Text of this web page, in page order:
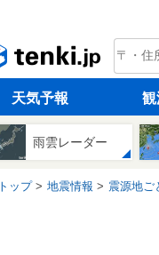
tenki.jp
天気予報 観
雨雲レーダー
トップ 地震情報 震源地ご